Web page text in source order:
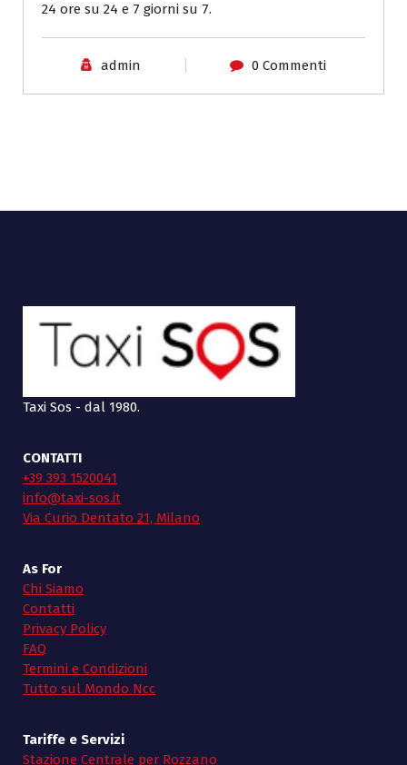
24 ore su 24 e 7 giorni su 7.
admin 0 Commenti
Taxi Sos - dal 1980.
CONTATTI
+39 393 1520041
info@taxi-sos.it
Via Curio Dentato 21, Milano
As For
Chi Siamo
Contatti
Privacy Policy
FAQ
Termini e Condizioni
Tutto sul Mondo Ncc
Tariffe e Servizi
Stazione Centrale per Rozzano